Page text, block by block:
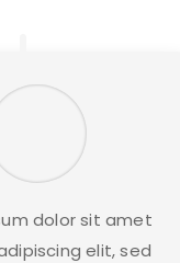
dolor sit amet
elit, sed